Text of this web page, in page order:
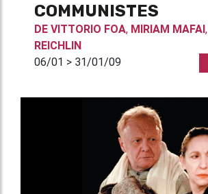
COMMUNISTES
DE VITTORIO FOA, MIRIAM MAFAI,
REICHLIN
06/01 > 31/01/09